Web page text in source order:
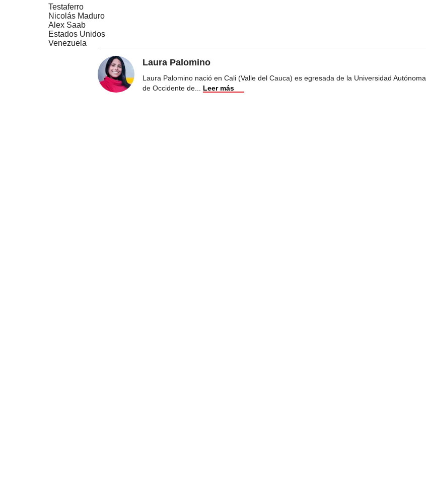
Testaferro
Nicolás Maduro
Alex Saab
Estados Unidos
Venezuela
Laura Palomino
Laura Palomino nació en Cali (Valle del Cauca) es egresada de la Universidad Autónoma
de Occidente de
Leer más